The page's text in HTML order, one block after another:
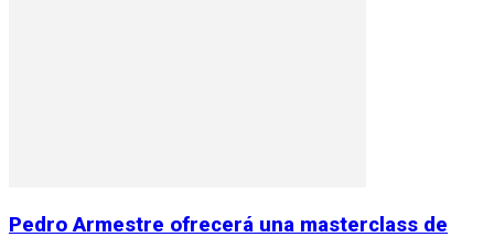
Pedro Armestre ofrecerá una masterclass de